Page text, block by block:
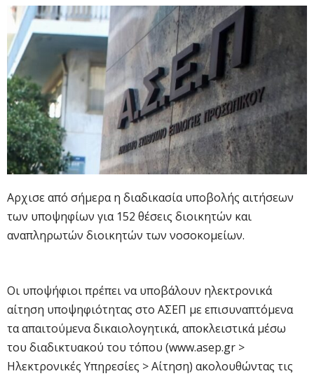
Αρχισε από σήμερα η διαδικασία υποβολής αιτήσεων
των υποψηφίων για 152 θέσεις διοικητών και
αναπληρωτών διοικητών των νοσοκομείων.
Οι υποψήφιοι πρέπει να υποβάλουν ηλεκτρονικά
αίτηση υποψηφιότητας στο ΑΣΕΠ με επισυναπτόμενα
τα απαιτούμενα δικαιολογητικά, αποκλειστικά μέσω
του διαδικτυακού του τόπου (www.asep.gr >
Ηλεκτρονικές Υπηρεσίες > Αίτηση) ακολουθώντας τις